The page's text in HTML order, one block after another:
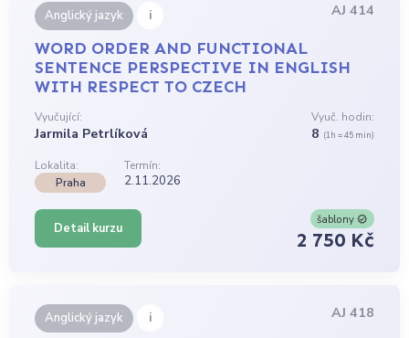
Anglický jazyk i AJ 414
WORD ORDER AND FUNCTIONAL
SENTENCE PERSPECTIVE IN ENGLISH
WITH RESPECT TO CZECH
Vyučující:
Jarmila Petrlíková
Vyuč. hodin:
8 (1h = 45 min)
Lokalita:
Termín:
Praha
2.11.2026
Detail kurzu
šablony
2 750 Kč
Anglický jazyk i AJ 418